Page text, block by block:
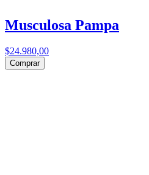
Musculosa Pampa
$24.980,00
Comprar